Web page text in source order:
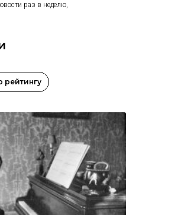
раз в неделю,
рейтингу